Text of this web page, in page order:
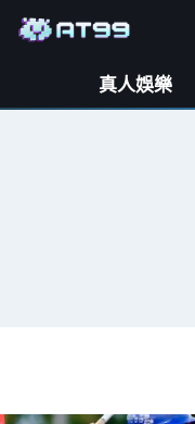
真人娛樂